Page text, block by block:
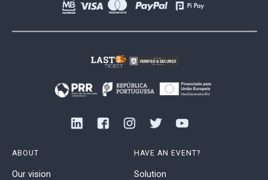
ABOUT
Our vision
HAVE AN EVENT?
Solution